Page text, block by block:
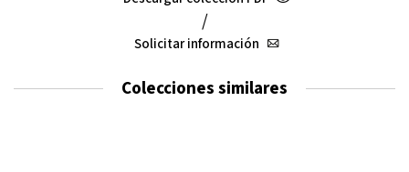
/
Solicitar información
Colecciones similares